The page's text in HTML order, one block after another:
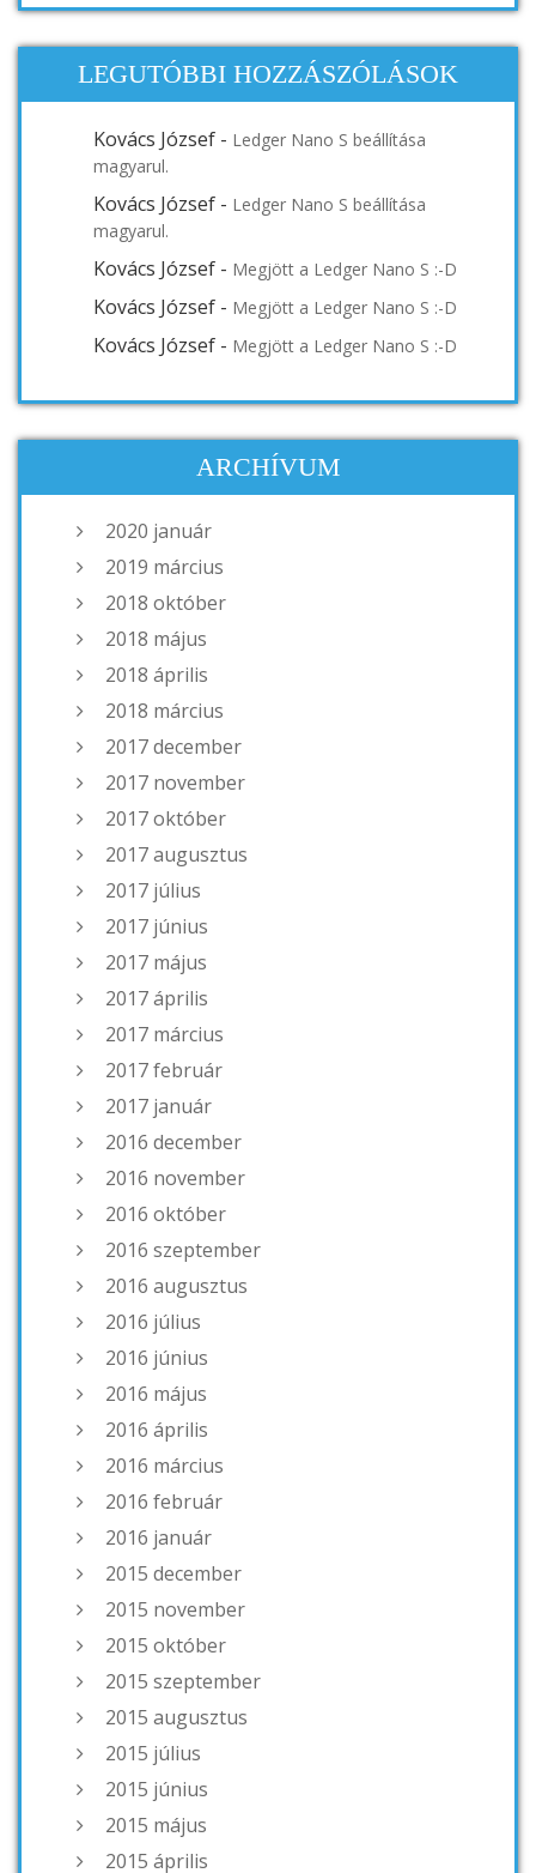
LEGUTÓBBI HOZZÁSZÓLÁSOK
Kovács József - Ledger Nano S beállítása
magyarul.
Kovács József - Ledger Nano S beállítása
magyarul.
Kovács József - Megjött a Ledger Nano S :-D
Kovács József - Megjött a Ledger Nano S :-D
Kovács József - Megjött a Ledger Nano S :-D
ARCHÍVUM
2020 január
2019 március
2018 október
2018 május
2018 április
2018 március
2017 december
2017 november
2017 október
2017 augusztus
2017 július
2017 június
2017 május
2017 április
2017 március
2017 február
2017 január
2016 december
2016 november
2016 október
2016 szeptember
2016 augusztus
2016 július
2016 június
2016 május
2016 április
2016 március
2016 február
2016 január
2015 december
2015 november
2015 október
2015 szeptember
2015 augusztus
2015 július
2015 június
2015 május
2015 április